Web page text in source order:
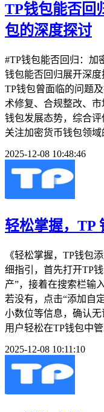
TP钱包能否回
包的深度探讨
#TP钱包能否回归：加
钱包能否回归展开深度
TP钱包曾面临的问题
术修复、合规整改、
钱包发展态势，综合
关注加密货币钱包领域
2025-12-08 10:48:46
轻松掌握，TP
《轻松掌握，TP钱包
细指引，首先打开TP
产”，接着在搜索栏输
若没有，点击“添加自
小数位等信息，确认
用户轻松在TP钱包中
2025-12-08 10:11:10